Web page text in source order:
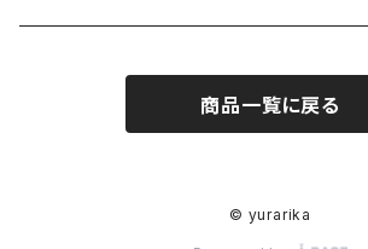
水筒・ペットボトルのケース（型紙）
インテリア（型紙）
その他の布小物（型紙）
商品一覧に戻る
© yurarika